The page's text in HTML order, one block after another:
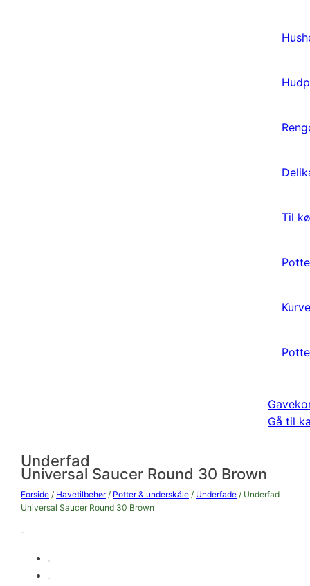
Til
Gå til
Forside / Havetilbehør/ Potter & underskåle / Underfade / Underfad
Universal Saucer Round 30 Brown
Underfad
Universal Saucer Round 30 Brown